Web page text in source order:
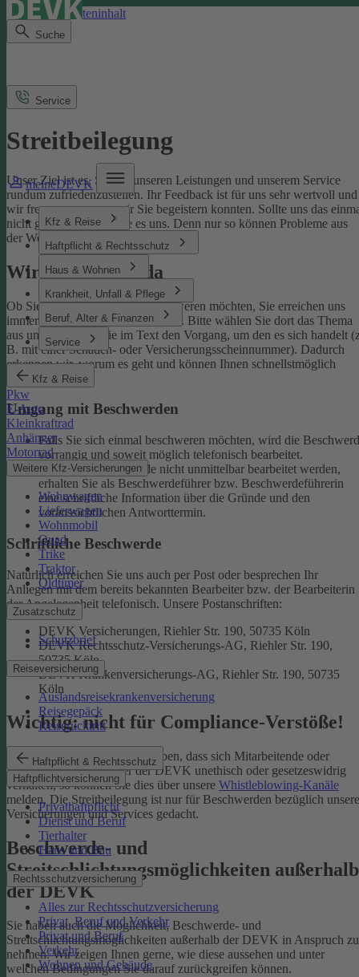
Direkt zum Seiteninhalt
Suche
meineDEVK
Kfz & Reise
Haftpflicht & Rechtsschutz
Haus & Wohnen
Krankheit, Unfall & Pflege
Beruf, Alter & Finanzen
Service
Kfz & Reise
Pkw
E-Auto
Kleinkraftrad
Anhänger
Motorrad
Weitere Kfz-Versicherungen
Wohnwagen
Lieferwagen
Wohnmobil
Quad
Trike
Traktor
Oldtimer
Zusatzschutz
Schutzbrief
Reiseversicherung
Auslandsreisekrankenversicherung
Reisegepäck
Reiserücktritt
Haftpflicht & Rechtsschutz
Haftpflichtversicherung
Privathaftpflicht
Dienst und Beruf
Tierhalter
Haus und Bau
Rechtsschutzversicherung
Alles zur Rechtsschutzversicherung
Privat, Beruf und Verkehr
Privat und Beruf
Verkehr
Wohnen und Gebäude
Service
Streitbeilegung
Unser Ziel ist es, Sie mit unseren Leistungen und unserem Service
rundum zufriedenzustellen. Ihr Feedback ist für uns sehr wertvoll und
wir freuen uns, wenn wir Sie begeistern konnten. Sollte uns das
nicht gelingen, sagen Sie es uns. Denn nur so können Probleme aus
der Welt geschafft werden.
Wir sind für Sie da
Ob Sie uns loben oder sich beschweren möchten, Sie erreichen uns
immer über unser Kontaktformular
. Bitte wählen Sie dort das Thema
aus und benennen Sie im Text den Vorgang, um den es sich handelt
B. mit einer Schaden- oder Versicherungsscheinnummer). Dadurch
erkennen wir, worum es geht und können Ihnen schnellstmöglich
weiterhelfen.
Umgang mit Beschwerden
Falls Sie sich einmal beschweren möchten, wird die
vorrangig und soweit möglich telefonisch bearbeitet.
Kann eine Beschwerde nicht unmittelbar bearbeitet werden,
erhalten Sie als Beschwerdeführer bzw. Beschwerdeführerin
eine schriftliche Information über die Gründe und den
voraussichtlichen Antworttermin.
Schriftliche Beschwerde
Natürlich erreichen Sie uns auch per Post oder besprechen Ihr
Anliegen mit dem bereits bekannten Bearbeiter bzw. der Bearbeiterin
der Angelegenheit telefonisch. Unsere Postanschriften:
DEVK Versicherungen, Riehler Str. 190, 50735 Köln
DEVK Rechtsschutz-Versicherungs-AG, Riehler Str. 190,
50735 Köln
DEVK Krankenversicherungs-AG, Riehler Str. 190, 50735
Köln
Wichtig: nicht für Compliance-Verstöße!
Wenn Sie Kenntnis darüber haben, dass sich Mitarbeitende oder
Partnerinnen und Partner der DEVK unethisch oder gesetzeswidrig
verhalten, so können Sie dies über unsere Whistleblowing-Kanäle
melden. Die Streitbeilegung ist nur für Beschwerden bezüglich
Versicherungen und Services gedacht.
Beschwerde- und
Streitschlichtungsmöglichkeiten außerhalb
der DEVK
Sie haben auch die Möglichkeit, Beschwerde- und
Streitschlichtungsmöglichkeiten außerhalb der DEVK in Anspruch zu
nehmen. Wir zeigen Ihnen gerne, wie diese aussehen und unter
welchen Bedingungen Sie darauf zurückgreifen können.